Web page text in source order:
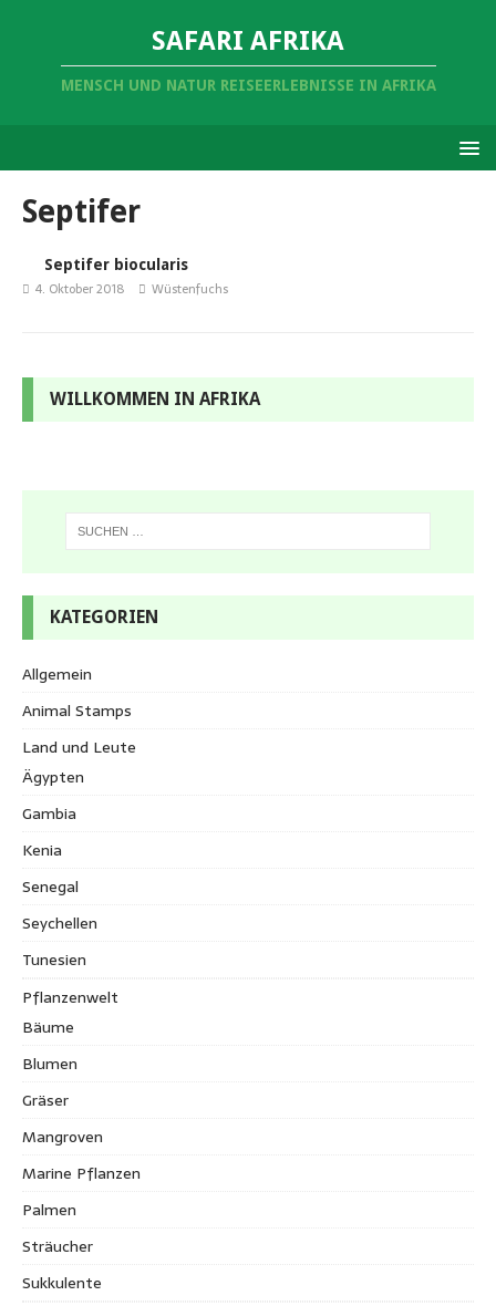
SAFARI AFRIKA
MENSCH UND NATUR REISEERLEBNISSE IN AFRIKA
Septifer
Septifer biocularis
4. Oktober 2018 Wüstenfuchs
WILLKOMMEN IN AFRIKA
KATEGORIEN
Allgemein
Animal Stamps
Land und Leute
Ägypten
Gambia
Kenia
Senegal
Seychellen
Tunesien
Pflanzenwelt
Bäume
Blumen
Gräser
Mangroven
Marine Pflanzen
Palmen
Sträucher
Sukkulente